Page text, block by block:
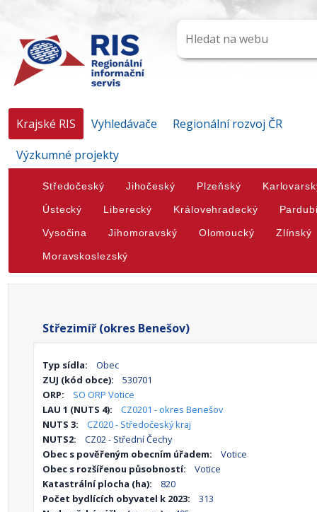
Krajské RIS Vyhledávače
Regionální rozvoj ČR
Výzkumné projekty
Středočeský Jihočeský Plzeňský
Ústecký Liberecký Královehradecký
Vysočina Jihomoravský Olomoucký Zlínský
Moravskoslezský
Střezimíř (okres Benešov)
Typ sídla:
Obec
ZUJ (kód obce):
530701
ORP:
SO ORP Votice
LAU 1 (NUTS 4):
CZ0201 - okres Benešov
NUTS 3:
CZ020 - Středočeský kraj
NUTS2:
CZ02 - Střední Čechy
Obec s pověřeným obecním úřadem:
Votice
Obec s rozšířenou působností:
Votice
Katastrální plocha (ha):
820
Počet bydlících obyvatel k 2023:
313